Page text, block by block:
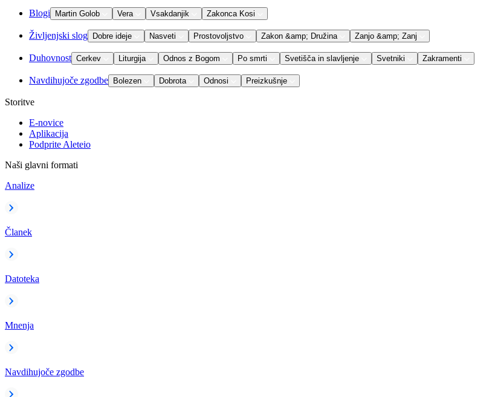
Blogi Martin Golob Vera Vsakdanjik Zakonca Kosi
Življenjski slog Dobre ideje Nasveti Prostovoljstvo Zakon &amp; Družina Zanjo &amp; Zanj
Duhovnost Cerkev Liturgija Odnos z Bogom Po smrti Svetišča in slavljenje Svetniki Zakramenti
Navdihujoče zgodbe Bolezen Dobrota Odnosi Preizkušnje
Storitve
E-novice
Aplikacija
Podprite Aleteio
Naši glavni formati
Analize
Članek
Datoteka
Mnenja
Navdihujoče zgodbe